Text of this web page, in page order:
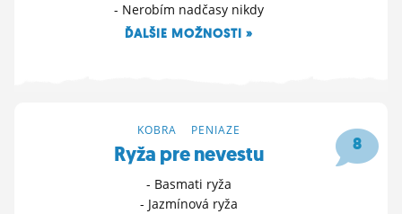
- Nerobím nadčasy nikdy
ĎALŠIE MOŽNOSTI »
8
KOBRA PENIAZE
Ryža pre nevestu
- Basmati ryža
- Jazmínová ryža